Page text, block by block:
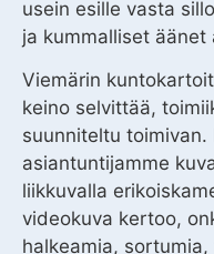
usein esille vasta
ja kummalliset
Viemärin
keino selvittää,
suunniteltu
asiantuntijamme
liikkuvalla
videokuva kertoo,
halkeamia,